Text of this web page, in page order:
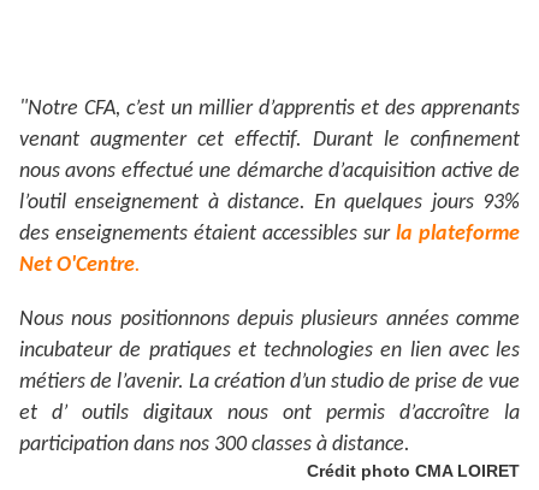
"Notre CFA, c’est un millier d’apprentis et des apprenants
venant augmenter cet effectif. Durant le confinement
nous avons effectué une démarche d’acquisition active de
l’outil enseignement à distance. En quelques jours 93%
des enseignements étaient accessibles sur la plateforme
Net O'Centre.
Nous nous positionnons depuis plusieurs années comme
incubateur de pratiques et technologies en lien avec les
métiers de l’avenir. La création d’un studio de prise de vue
et d’ outils digitaux nous ont permis d’accroître la
participation dans nos 300 classes à distance.
Crédit photo CMA LOIRET